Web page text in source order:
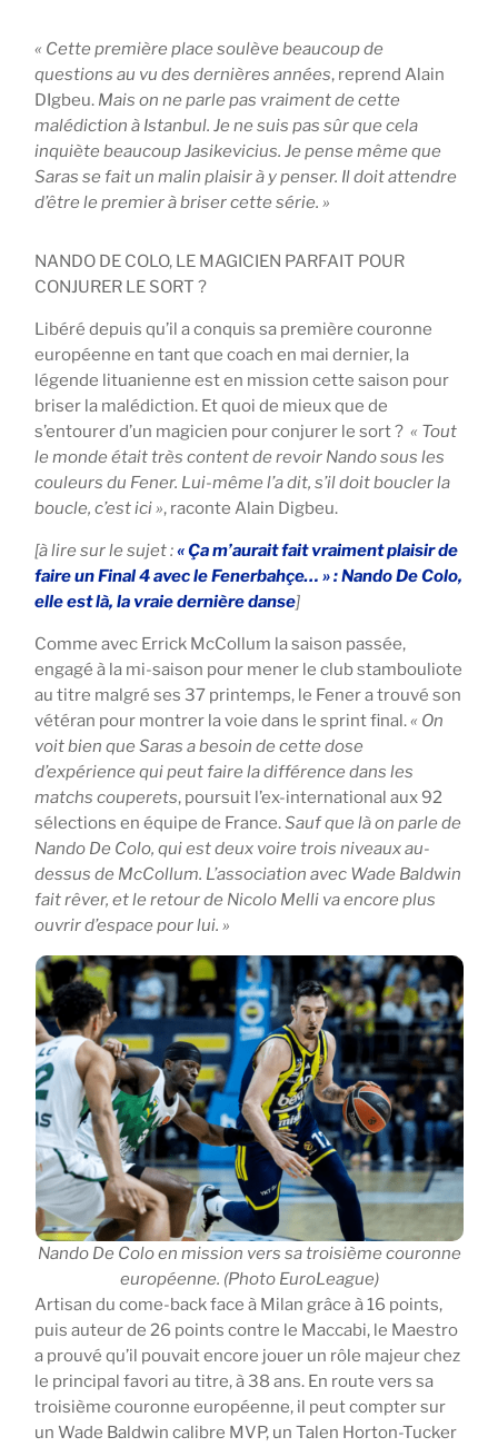
« Cette première place soulève beaucoup de
questions au vu des dernières années, reprend Alain
DIgbeu. Mais on ne parle pas vraiment de cette
malédiction à Istanbul. Je ne suis pas sûr que cela
inquiète beaucoup Jasikevicius. Je pense même que
Saras se fait un malin plaisir à y penser. Il doit attendre
d’être le premier à briser cette série. »
NANDO DE COLO, LE MAGICIEN PARFAIT POUR
CONJURER LE SORT ?
Libéré depuis qu’il a conquis sa première couronne
européenne en tant que coach en mai dernier, la
légende lituanienne est en mission cette saison pour
briser la malédiction. Et quoi de mieux que de
s’entourer d’un magicien pour conjurer le sort ?« Tout
le monde était très content de revoir Nando sous les
couleurs du Fener. Lui-même l’a dit, s’il doit boucler la
boucle, c’est ici », raconte Alain Digbeu.
[à lire sur le sujet :« Ça m’aurait fait vraiment plaisir de
faire un Final 4 avec le Fenerbahçe… » : Nando De Colo,
elle est là, la vraie dernière danse]
Comme avec Errick McCollum la saison passée,
engagé à la mi-saison pour mener le club stambouliote
au titre malgré ses 37 printemps, le Fener a trouvé son
vétéran pour montrer la voie dans le sprint final.« On
voit bien que Saras a besoin de cette dose
d’expérience qui peut faire la différence dans les
matchs couperets, poursuit l’ex-international aux 92
sélections en équipe de France.Sauf que là on parle de
Nando De Colo, qui est deux voire trois niveaux au-
dessus de McCollum. L’association avec Wade Baldwin
fait rêver, et le retour de Nicolo Melli va encore plus
ouvrir d’espace pour lui. »
Nando De Colo en mission vers sa troisième couronne
européenne. (Photo EuroLeague)
Artisan du come-back face à Milan grâce à 16 points,
puis auteur de 26 points contre le Maccabi, le Maestro
a prouvé qu’il pouvait encore jouer un rôle majeur chez
le principal favori au titre, à 38 ans. En route vers sa
troisième couronne européenne, il peut compter sur
un Wade Baldwin calibre MVP, un Talen Horton-Tucker